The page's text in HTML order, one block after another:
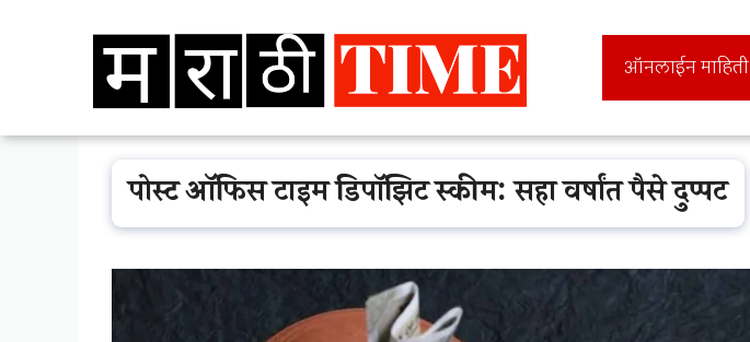
ऑनलाईन माहिती
पोस्ट ऑफिस टाइम डिपॉझिट स्कीम: सहा वर्षांत पैसे दुप्पट